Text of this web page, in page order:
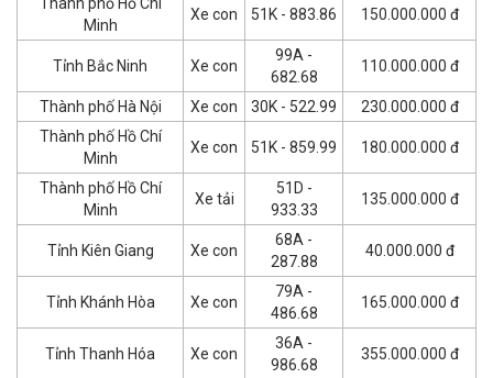
Minh
Xe con 51K - 883.86 150.000.000 đ
Tỉnh Bắc Ninh Xe con
99A -
682.68
110.000.000 đ
Thành phố Hà Nội Xe con 30K - 522.99
230.000.000 đ
Thành phố Hồ Chí
Minh
Xe con 51K - 859.99 180.000.000 đ
Thành phố Hồ Chí
Minh
Xe tải
51D -
933.33
135.000.000 đ
Tỉnh Kiên Giang Xe con
68A -
287.88
40.000.000 đ
Tỉnh Khánh Hòa Xe con
79A -
486.68
165.000.000 đ
Tỉnh Thanh Hóa Xe con
36A -
986.68
355.000.000 đ